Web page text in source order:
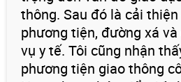
thông. Sau đó là cải
phương tiện, đường xá
vụ y tế. Tôi cũng nhận
phương tiện giao thông